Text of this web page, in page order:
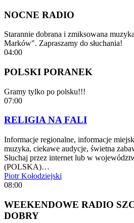
NOCNE RADIO
Starannie dobrana i zmiksowana
Marków". Zapraszamy do słuchania!
04:00
POLSKI PORANEK
Gramy tylko po polsku!!!
07:00
RELIGIA NA FALI
Informacje regionalne, informacje
muzyka, ciekawe audycje, świetna
Słuchaj przez internet lub w
(POLSKA)…
Piotr Kołodziejski
08:00
WEEKENDOWE RADIO
DOBRY